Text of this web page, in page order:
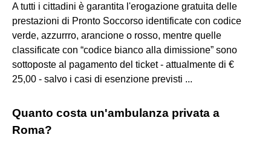
A tutti i cittadini è garantita l'erogazione gratuita delle
prestazioni di Pronto Soccorso identificate con codice
verde, azzurrro, arancione o rosso, mentre quelle
classificate con “codice bianco alla dimissione” sono
sottoposte al pagamento del ticket - attualmente di €
25,00 - salvo i casi di esenzione previsti ...
Quanto costa un'ambulanza privata a
Roma?